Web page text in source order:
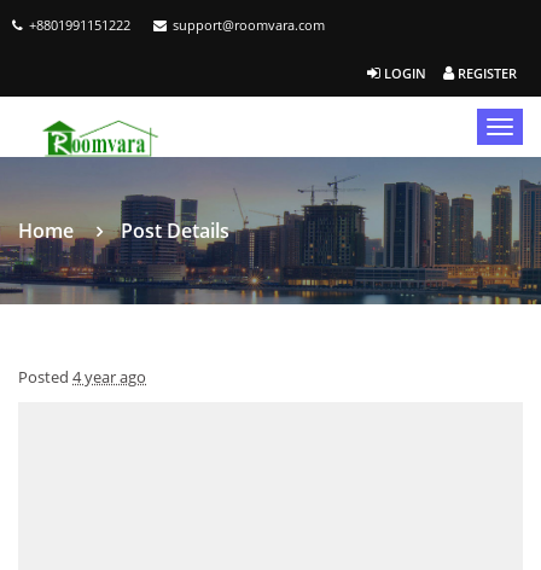
+8801991151222 support@roomvara.com
LOGIN REGISTER
Home Post Details
Posted 4 year ago